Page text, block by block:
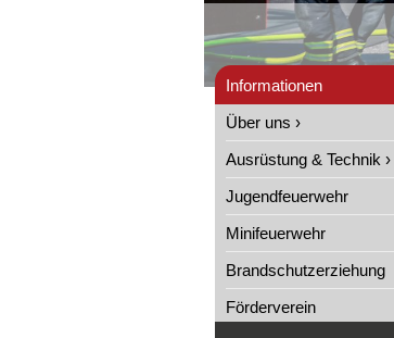
Informationen
Über uns ›
Ausrüstung & Technik ›
Jugendfeuerwehr
Minifeuerwehr
Brandschutzerziehung
Förderverein